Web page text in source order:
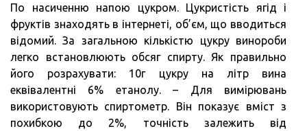
По насиченню напою цукром. Цукристість ягід і
фруктів знаходять в інтернеті, об’єм, що вводиться
відомий. За загальною кількістю цукру винороби
легко встановлюють обсяг спирту. Як правильно
його розрахувати: 10г цукру на літр вина
еквівалентні 6% етанолу. – Для вимірювань
використовують спиртометр. Він показує вміст з
похибкою до 2%, точність залежить від